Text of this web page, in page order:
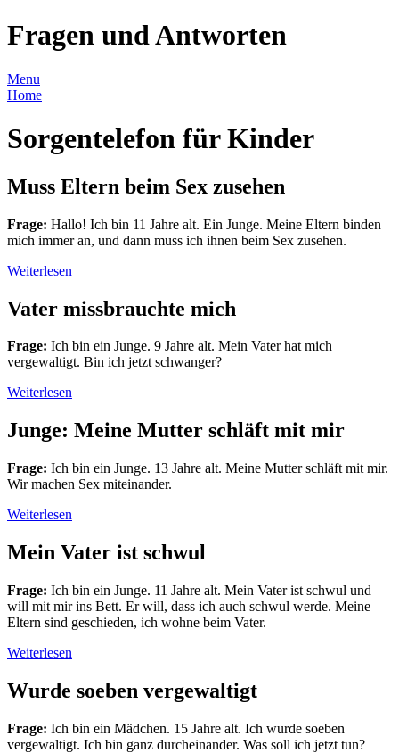
Fragen und Antworten
Menu
Home
Sorgentelefon für Kinder
Muss Eltern beim Sex zusehen
Frage: Hallo! Ich bin 11 Jahre alt. Ein Junge. Meine Eltern binden
mich immer an, und dann muss ich ihnen beim Sex zusehen.
Weiterlesen
Vater missbrauchte mich
Frage: Ich bin ein Junge. 9 Jahre alt. Mein Vater hat mich
vergewaltigt. Bin ich jetzt schwanger?
Weiterlesen
Junge: Meine Mutter schläft mit mir
Frage: Ich bin ein Junge. 13 Jahre alt. Meine Mutter schläft mit mir.
Wir machen Sex miteinander.
Weiterlesen
Mein Vater ist schwul
Frage: Ich bin ein Junge. 11 Jahre alt. Mein Vater ist schwul und
will mit mir ins Bett. Er will, dass ich auch schwul werde. Meine
Eltern sind geschieden, ich wohne beim Vater.
Weiterlesen
Wurde soeben vergewaltigt
Frage: Ich bin ein Mädchen. 15 Jahre alt. Ich wurde soeben
vergewaltigt. Ich bin ganz durcheinander. Was soll ich jetzt tun?